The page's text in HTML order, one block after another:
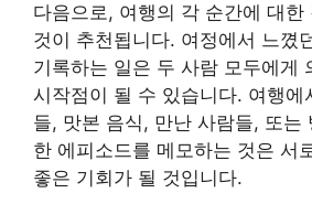
다음으로, 여행의 각 순간에 대한
것이 추천됩니다. 여정에서 느꼈
기록하는 일은 두 사람 모두에게
시작점이 될 수 있습니다. 여행에
들, 맛본 음식, 만난 사람들, 또는
한 에피소드를 메모하는 것은 서
좋은 기회가 될 것입니다.